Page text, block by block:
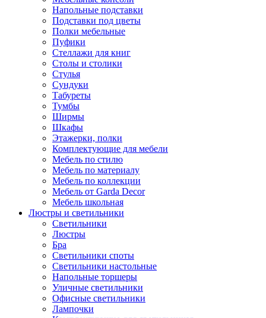
Напольные подставки
Подставки под цветы
Полки мебельные
Пуфики
Стеллажи для книг
Столы и столики
Стулья
Сундуки
Табуреты
Тумбы
Ширмы
Шкафы
Этажерки, полки
Комплектующие для мебели
Мебель по стилю
Мебель по материалу
Мебель по коллекции
Мебель от Garda Decor
Мебель школьная
Люстры и светильники
Светильники
Люстры
Бра
Светильники споты
Светильники настольные
Напольные торшеры
Уличные светильники
Офисные светильники
Лампочки